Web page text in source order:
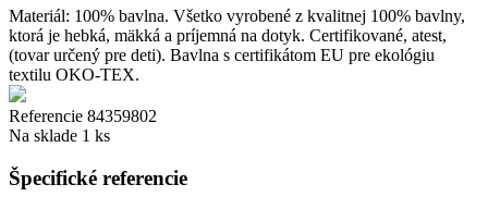
Materiál: 100% bavlna. Všetko vyrobené z kvalitnej 100% bavlny,
ktorá je hebká, mäkká a príjemná na dotyk. Certifikované, atest,
(tovar určený pre deti). Bavlna s certifikátom EU pre ekológiu
textilu OKO-TEX.
Referencie 84359802
Na sklade 1 ks
Špecifické referencie